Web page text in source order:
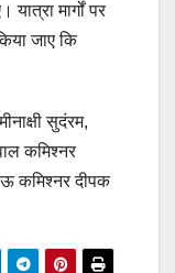
मार्गों पर
जाए कि
सुदंरम,
कमिश्नर
कमिश्नर दीपक